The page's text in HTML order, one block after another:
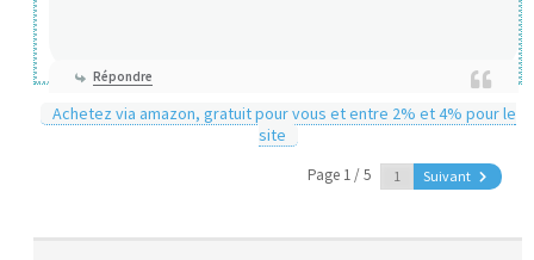
Répondre
Achetez via amazon, gratuit pour vous et entre 2% et 4% pour le
site
Page 1 / 5 Suivant